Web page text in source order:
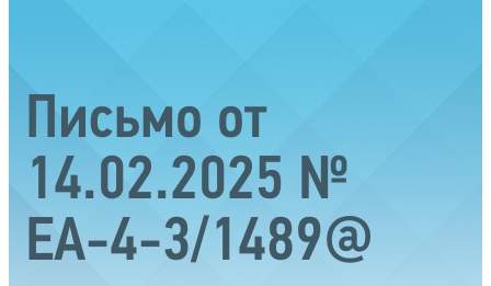
Письмо от
14.02.2025 №
ЕА-4-3/1489@